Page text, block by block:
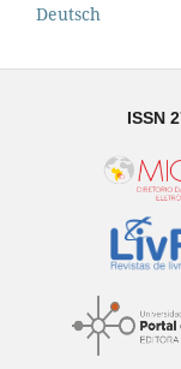
Deutsch
ISSN